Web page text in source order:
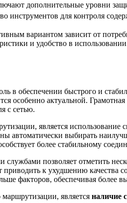
дополнительные уровни
инструментов для контроля
вариантом зависит от
и удобство в
в обеспечении быстрого и
особенно актуальной.
с сетью.
является использование
выбирать
более стабильному
позволяет отметить
к ухудшению качества
факторов, обеспечивая более
является наличие